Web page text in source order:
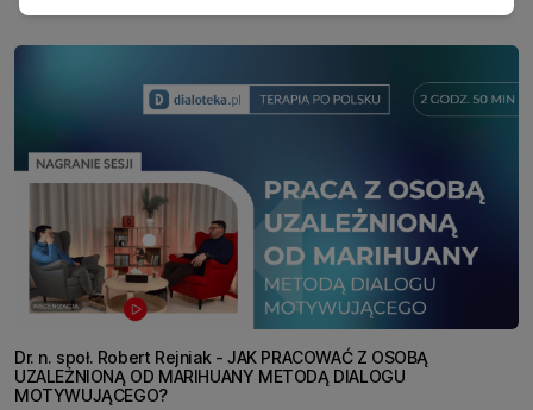
Dr. n. społ. Robert Rejniak - JAK PRACOWAĆ Z OSOBĄ
UZALEŻNIONĄ OD MARIHUANY METODĄ DIALOGU
MOTYWUJĄCEGO?